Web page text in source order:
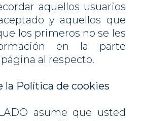
aquellos usuarios
y aquellos que
los primeros no se les
en la parte
al respecto.
la Política de cookies
asume que usted